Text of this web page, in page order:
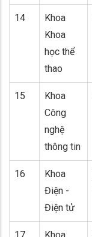
14
Khoa
Khoa
học thể
thao
15
Khoa
Công
nghệ
thông tin
16
Khoa
Điện -
Điện tử
17
Khoa